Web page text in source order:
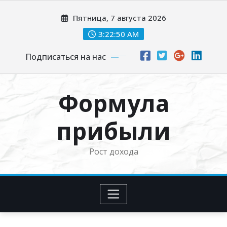
Пятница, 7 августа 2026
3:22:51 AM
Подписаться на нас
Формула
прибыли
Рост дохода